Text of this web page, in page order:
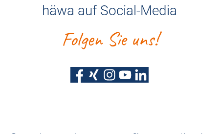
häwa auf Social-Media
Folgen Sie uns!